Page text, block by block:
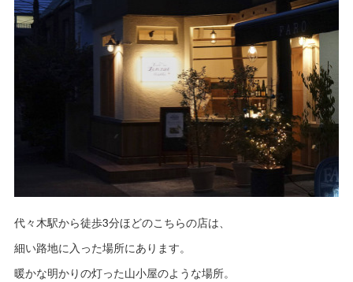
代々木駅から徒歩3分ほどのこちらの店は、
細い路地に入った場所にあります。
暖かな明かりの灯った山小屋のような場所。